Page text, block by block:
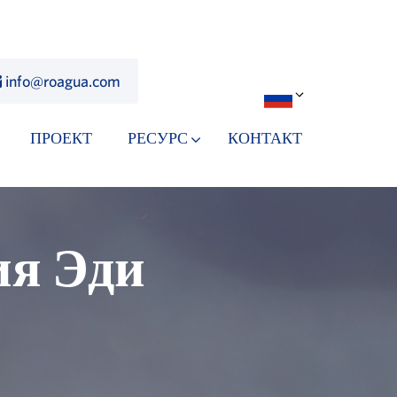
info@roagua.com
ПРОЕКТ РЕСУРС КОНТАКТ
Эди